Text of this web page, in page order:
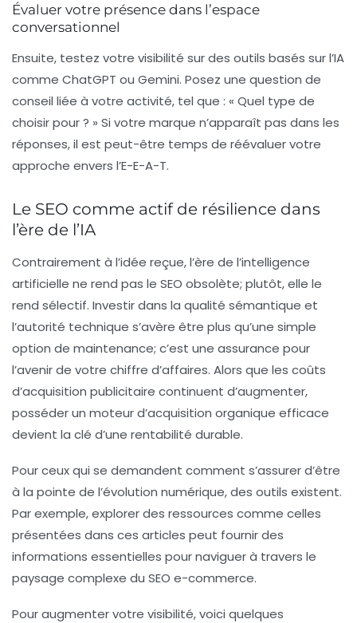
Évaluer votre présence dans l’espace
conversationnel
Ensuite, testez votre visibilité sur des outils basés sur l’IA
comme ChatGPT ou Gemini. Posez une question de
conseil liée à votre activité, tel que : « Quel type de
choisir pour ? » Si votre marque n’apparaît pas dans les
réponses, il est peut-être temps de réévaluer votre
approche envers l’E-E-A-T.
Le SEO comme actif de résilience dans
l’ère de l’IA
Contrairement à l’idée reçue, l’ère de l’intelligence
artificielle ne rend pas le SEO obsolète; plutôt, elle le
rend sélectif. Investir dans la qualité sémantique et
l’autorité technique s’avère être plus qu’une simple
option de maintenance; c’est une assurance pour
l’avenir de votre chiffre d’affaires. Alors que les coûts
d’acquisition publicitaire continuent d’augmenter,
posséder un moteur d’acquisition organique efficace
devient la clé d’une rentabilité durable.
Pour ceux qui se demandent comment s’assurer d’être
à la pointe de l’évolution numérique, des outils existent.
Par exemple, explorer des ressources comme celles
présentées dans ces articles peut fournir des
informations essentielles pour naviguer à travers le
paysage complexe du SEO e-commerce.
Pour augmenter votre visibilité, voici quelques